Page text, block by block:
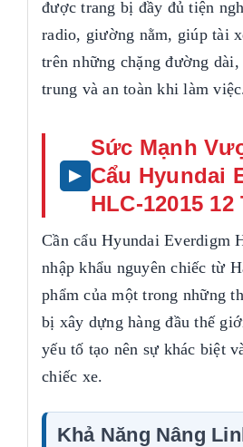
được trang bị đầy đủ tiện
radio, giường nằm, giúp tài
trên những chặng đường dài,
trung và an toàn khi làm
Sức Mạnh
Cẩu Hyundai
HLC-12015 12
Cần cẩu Hyundai Everdigm
nhập khẩu nguyên chiếc từ
phẩm của một trong những
bị xây dựng hàng đầu thế
yếu tố tạo nên sự khác biệt
chiếc xe.
Khả Năng Nâng